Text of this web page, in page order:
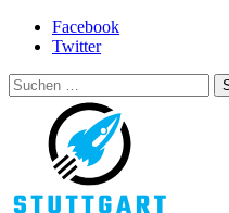
Skip
Facebook
Twitter
Suchen
nach: